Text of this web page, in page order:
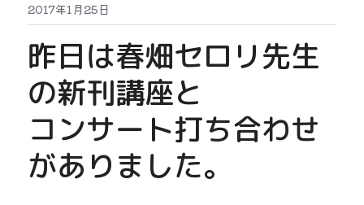
2017年1月25日
昨日は春畑セロリ先生
の新刊講座と
コンサート打ち合わせ
がありました。